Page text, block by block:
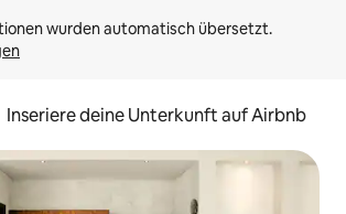
Inseriere deine Unterkunft auf Airbnb